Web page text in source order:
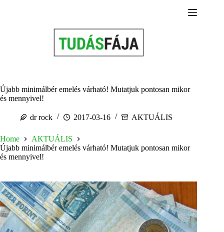
Újabb minimálbér emelés várható! Mutatjuk pontosan mikor
és mennyivel!
dr rock 2017-03-16 AKTUÁLIS
Home
AKTUÁLIS
Újabb minimálbér emelés várható! Mutatjuk pontosan mikor
és mennyivel!